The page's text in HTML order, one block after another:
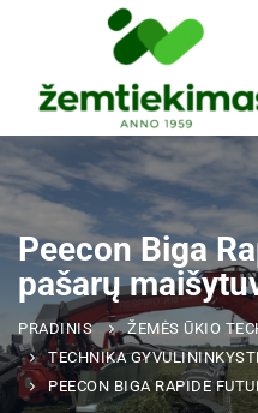
Peecon Biga
pašarų
PRADINIS
ŽEMĖS ŪKIO
TECHNIKA
PEECON BIGA RAPIDE